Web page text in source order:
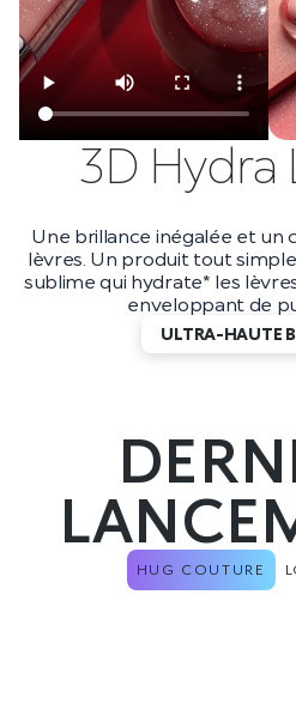
3D Hydra
Une brillance inégalée et un
lèvres. Un produit tout
sublime qui hydrate* les
enveloppant de
ULTRA-HAUTE
HUG COUTURE